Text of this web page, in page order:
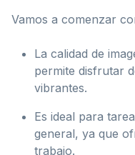
Vamos a comenzar
La calidad de
permite disfrutar
vibrantes.
Es ideal para
general, ya que
trabajo.